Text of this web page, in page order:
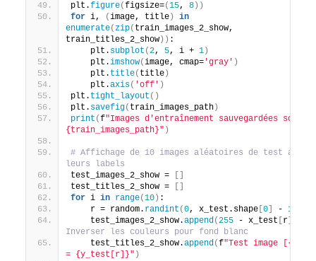
plt.figure(figsize=(15, 8))
for i, (image, title)
in
enumerate(zip( train_images_2_show,
train_titles_2_show)) :
    plt.
subplot (2, 5, i + 1)
    plt.
imshow(image, cmap='gray' )
    plt.
title( title)
    plt.
axis( 'off' )
plt. tight_layout ()
plt. savefig( train_images_path)
print (f"Images d'entraînement sauvegardées sous :
{train_images_path}" )
# Affichage de 10 images aléatoires de test avec
leurs labels
test_images_2_show =
test_titles_2_show =
for i in range(10) :
    r = random.
randint (0, x_test.shape[ 0] - 1
    test_images_2_show.
append(255 - x_test r])
Inverser les couleurs pour fond blanc
    test_titles_2_show.
append(f"Test image [{r}]
= {y_test[r]}" )